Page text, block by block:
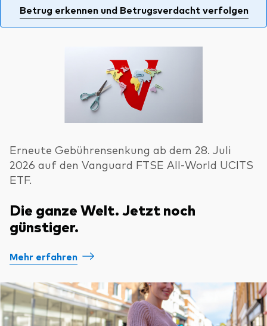
Fondsdokumente
Multi-Asset
Im Fokus
Welt-ETFs
Ratgeber
ETF-Wissen
Unsere Anlageprinzipien
Back to main menu
Jetzt investieren
Betrug erkennen und Betrugsverdacht verfolgen
Erneute Gebührensenkung ab dem 28. Juli
2026 auf den Vanguard FTSE All-World UCITS
ETF.
Die ganze Welt. Jetzt noch
günstiger.
Mehr erfahren